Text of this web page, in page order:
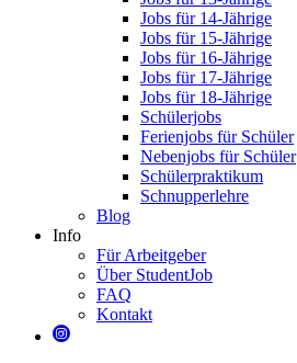
Jobs für 14-Jährige
Jobs für 15-Jährige
Jobs für 16-Jährige
Jobs für 17-Jährige
Jobs für 18-Jährige
Schülerjobs
Ferienjobs für Schüler
Nebenjobs für Schüler
Schülerpraktikum
Schnupperlehre
Blog
Info
Für Arbeitgeber
Über StudentJob
FAQ
Kontakt